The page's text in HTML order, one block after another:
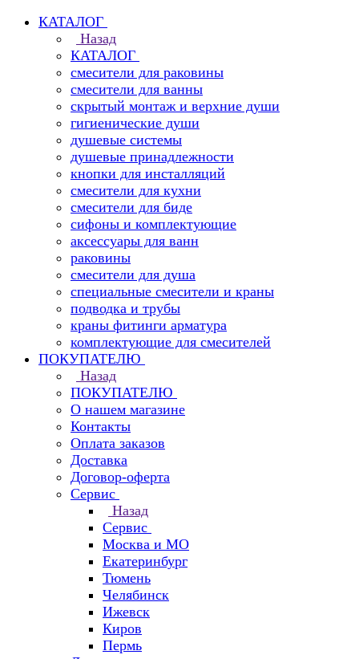
КАТАЛОГ
Назад
КАТАЛОГ
смесители для раковины
смесители для ванны
скрытый монтаж и верхние души
гигиенические души
душевые системы
душевые принадлежности
кнопки для инсталляций
смесители для кухни
смесители для биде
сифоны и комплектующие
аксессуары для ванн
раковины
смесители для душа
специальные смесители и краны
подводка и трубы
краны фитинги арматура
комплектующие для смесителей
ПОКУПАТЕЛЮ
Назад
ПОКУПАТЕЛЮ
О нашем магазине
Контакты
Оплата заказов
Доставка
Договор-оферта
Сервис
Назад
Сервис
Москва и МО
Екатеринбург
Тюмень
Челябинск
Ижевск
Киров
Пермь